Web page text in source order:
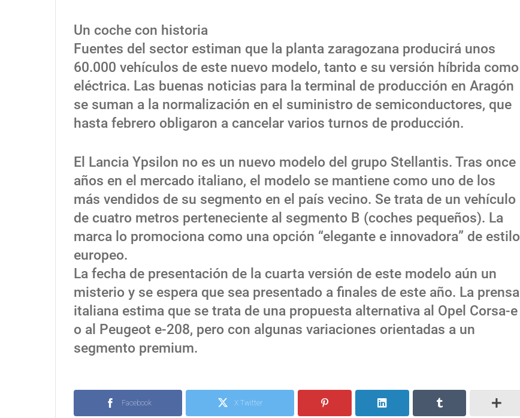
Un coche con historia
Fuentes del sector estiman que la planta zaragozana producirá unos
60.000 vehículos de este nuevo modelo, tanto e su versión híbrida como
eléctrica. Las buenas noticias para la terminal de producción en Aragón
se suman a la normalización en el suministro de semiconductores, que
hasta febrero obligaron a cancelar varios turnos de producción.
El Lancia Ypsilon no es un nuevo modelo del grupo Stellantis. Tras once
años en el mercado italiano, el modelo se mantiene como uno de los
más vendidos de su segmento en el país vecino. Se trata de un vehículo
de cuatro metros perteneciente al segmento B (coches pequeños). La
marca lo promociona como una opción “elegante e innovadora” de estilo
europeo.
La fecha de presentación de la cuarta versión de este modelo aún un
misterio y se espera que sea presentado a finales de este año. La prensa
italiana estima que se trata de una propuesta alternativa al Opel Corsa-e
o al Peugeot e-208, pero con algunas variaciones orientadas a un
segmento premium.
Facebook X Twitter